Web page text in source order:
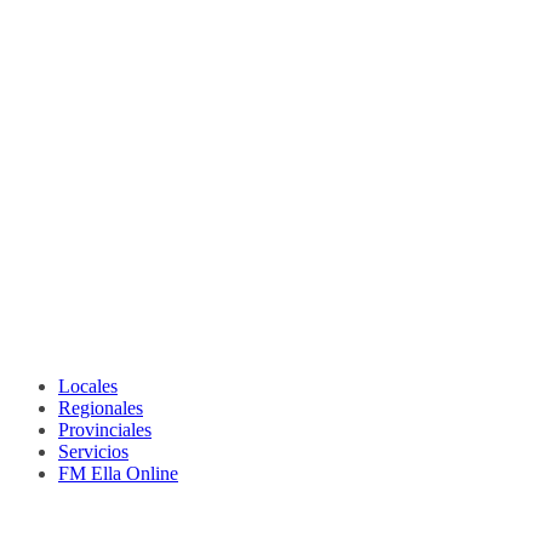
Locales
Regionales
Provinciales
Servicios
FM Ella Online